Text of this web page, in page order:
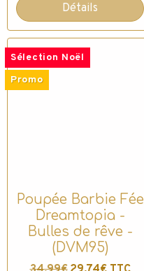
Détails
Sélection Noël
Promo
Poupée Barbie Fée
Dreamtopia -
Bulles de rêve -
(DVM95)